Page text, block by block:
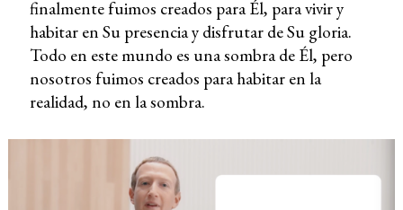
finalmente fuimos creados para Él, para vivir y
habitar en Su presencia y disfrutar de Su gloria.
Todo en este mundo es una sombra de Él, pero
nosotros fuimos creados para habitar en la
realidad, no en la sombra.